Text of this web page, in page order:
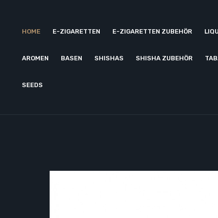
HOME E-ZIGARETTEN E-ZIGARETTEN ZUBEHÖR
AROMEN BASEN SHISHAS SHISHA ZUBEHÖR
SEEDS